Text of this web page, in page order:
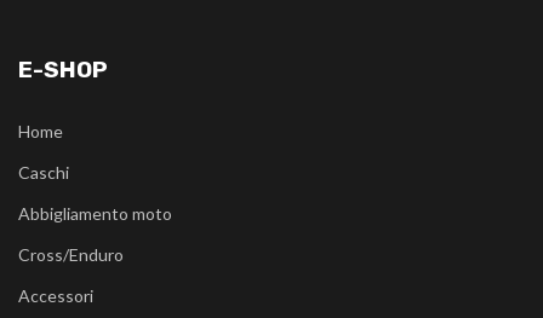
E-SHOP
Home
Caschi
Abbigliamento moto
Cross/Enduro
Accessori